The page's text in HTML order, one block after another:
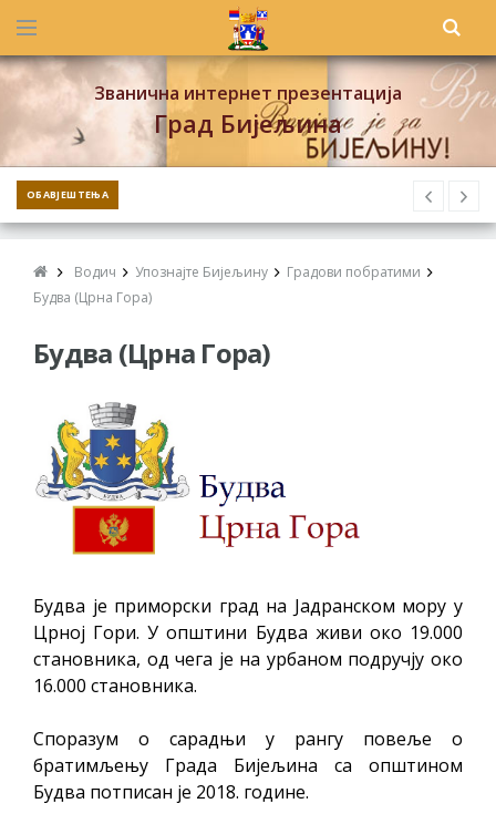
Званична интернет презентација
Град Бијељина
ОБАВЈЕШТЕЊА
Водич Упознајте Бијељину
Градови побратими
Будва (Црна Гора)
Будва (Црна Гора)
Будва је приморски град на Јадранском мору у
Црној Гори. У општини Будва живи око 19.000
становника, од чега је на урбаном подручју око
16.000 становника.
Споразум о сарадњи у рангу повеље о
братимљењу Града Бијељина са општином
Будва потписан је 2018. године.